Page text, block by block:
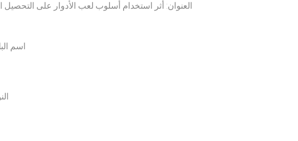
العنوان: أثر استخدام أسلوب لعب الأدوار على
اسم